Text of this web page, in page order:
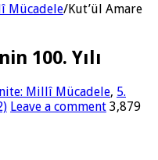
Mücadele/Kut’ül Amare
100. Yılı
Millî Mücadele, 5.
Leave a comment 3,879